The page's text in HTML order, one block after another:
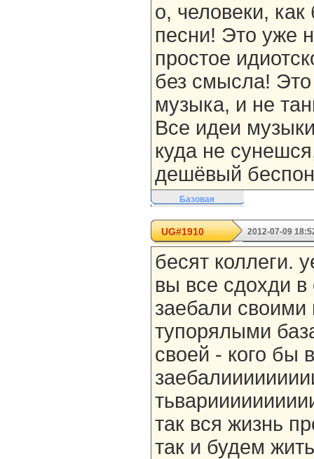
о, человеки,
песни! Это уже
простое
без смысла!
музыка, и не
Все идеи
куда не
дешёвый
Базовая
UG#1910 2012-07-09
бесят коллеги.
вы все сдохди
заебали
тупорялыми
своей - кого бы
так вся жизнь
так и будем